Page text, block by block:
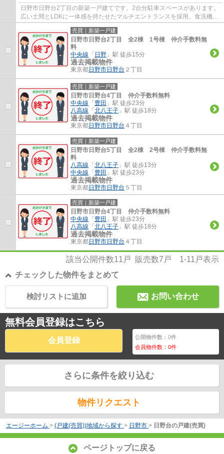
日野市日野台2丁目の新築一戸建てです。2台分駐車スペースがあります。
広い土間とLDKに一体感を持たせたマルチエントランスを採用。食洗機や
浴室乾燥機等、設備も充実しています。日野...
売買｜新築一戸建
日野市日野台2丁目 全2棟 1号棟 仲介手数料無
料
中央線 「 日野 」駅 徒歩15分
過去掲載物件
東京都日野市日野台 ２丁目
売買｜新築一戸建
日野市日野台4丁目 仲介手数料無料
中央線 「 豊田 」駅 徒歩23分
八高線 「 北八王子 」駅 徒歩18分
過去掲載物件
東京都日野市日野台 ４丁目
売買｜新築一戸建
日野市日野台5丁目 全2棟 2号棟 仲介手数料無
料
八高線 「 北八王子 」駅 徒歩13分
中央線 「 豊田 」駅 徒歩23分
過去掲載物件
東京都日野市日野台 ５丁目
売買｜新築一戸建
日野市日野台4丁目 仲介手数料無料
中央線 「 豊田 」駅 徒歩23分
八高線 「 北八王子 」駅 徒歩18分
過去掲載物件
東京都日野市日野台 ４丁目
該当公開件数11 戸 販売数7 戸 1-11 戸表示
チェックした物件をまとめて
お問い合わせ
検討リストに追加
無料会員登録はこちら
会員登録 公開物件数：0件
会員物件数：0件
さらに条件を絞り込む
物件リクエスト
エージーホーム > (戸建(売買))地域から探す > 日野市 > 日野台の戸建(売買)
ページトップに戻る